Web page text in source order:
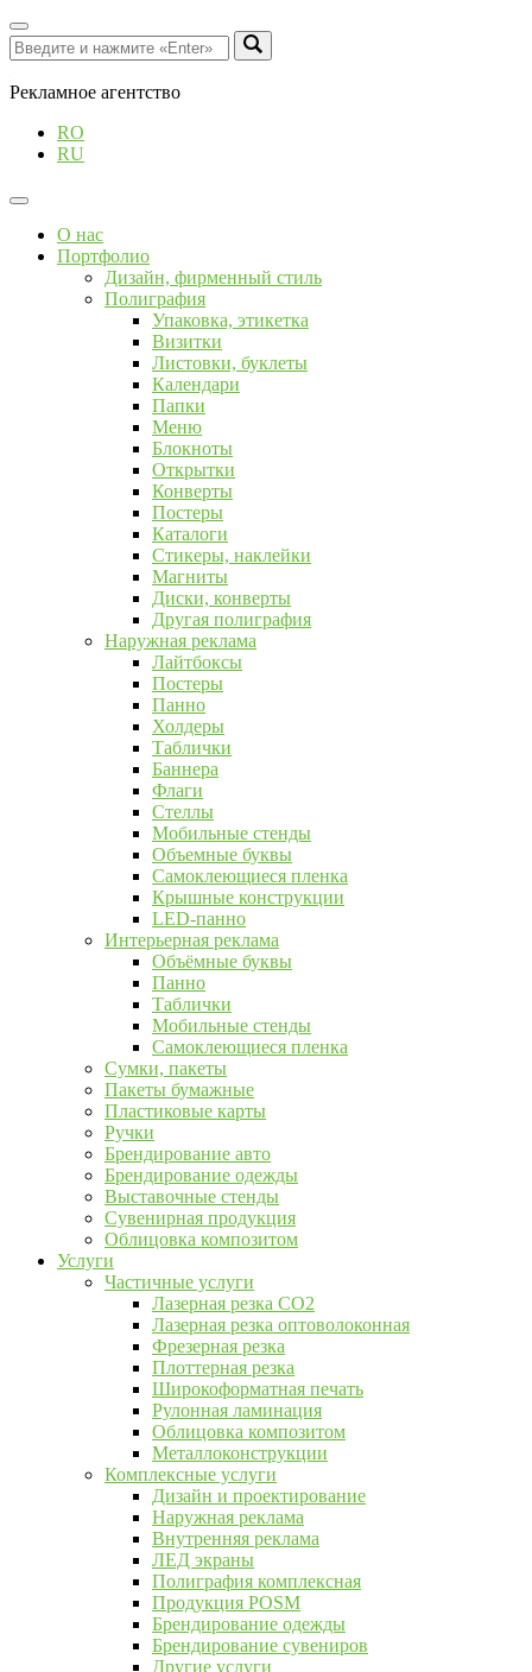
Рекламное агентство
RO
RU
О нас
Портфолио
Дизайн, фирменный стиль
Полиграфия
Упаковка, этикетка
Визитки
Листовки, буклеты
Календари
Папки
Меню
Блокноты
Открытки
Конверты
Постеры
Каталоги
Стикеры, наклейки
Магниты
Диски, конверты
Другая полиграфия
Наружная реклама
Лайтбоксы
Постеры
Панно
Холдеры
Таблички
Баннера
Флаги
Стеллы
Мобильные стенды
Объемные буквы
Самоклеющиеся пленка
Крышные конструкции
LED-панно
Интерьерная реклама
Объёмные буквы
Панно
Таблички
Мобильные стенды
Самоклеющиеся пленка
Сумки, пакеты
Пакеты бумажные
Пластиковые карты
Ручки
Брендирование авто
Брендирование одежды
Выставочные стенды
Сувенирная продукция
Облицовка композитом
Услуги
Частичные услуги
Лазерная резка CO2
Лазерная резка оптоволоконная
Фрезерная резка
Плоттерная резка
Широкоформатная печать
Рулонная ламинация
Облицовка композитом
Металлоконструкции
Комплексные услуги
Дизайн и проектирование
Наружная реклама
Внутренняя реклама
ЛЕД экраны
Полиграфия комплексная
Продукция POSM
Брендирование одежды
Брендирование сувениров
Другие услуги